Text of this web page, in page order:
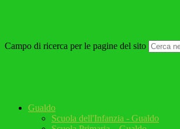
Campo di ricerca per le pagine del sito
Gualdo
Scuola dell'Infanzia - Gualdo